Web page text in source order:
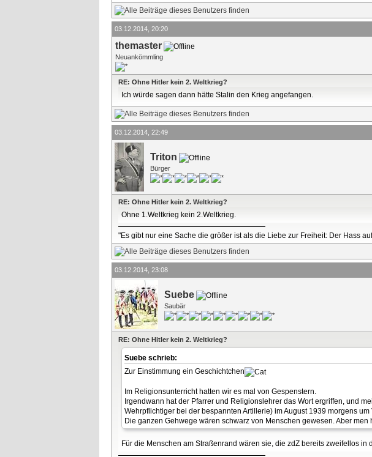
03.12.2014, 20:20
themaster
Neuankömmling
RE: Ohne Hitler kein 2. Weltkrieg?
Ich würde sagen dann hätte Stalin den Krieg angefangen.
03.12.2014, 22:49
Triton
Bürger
RE: Ohne Hitler kein 2. Weltkrieg?
Ohne 1.Weltkrieg kein 2.Weltkrieg.
"Es gibt nur eine Sache die größer ist als die Liebe zur Freiheit: Der Hass
03.12.2014, 23:08
Suebe
Saubär
RE: Ohne Hitler kein 2. Weltkrieg?
Suebe schrieb:
Zur Einstimmung ein Geschichtchen
Im Religionsunterricht hatten wir es mal von Gespenstern.
Irgendwann hat der Pfarrer und Religionslehrer das Wort ergriffen, und
Wehrpflichtiger bei der bespannten Artillerie) im August 1939 morgens
Die ganzen Gehwege wären schwarz von Menschen gewesen. Aber
Für die Menschen am Straßenrand wären sie, die zdZ bereits zweifellos